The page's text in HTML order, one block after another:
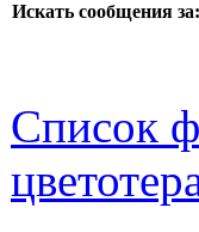
Искать сообщения за:
Список